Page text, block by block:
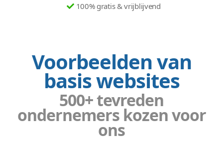
100% gratis & vrijblijvend
Voorbeelden van
basis websites
500+ tevreden
ondernemers kozen voor
ons